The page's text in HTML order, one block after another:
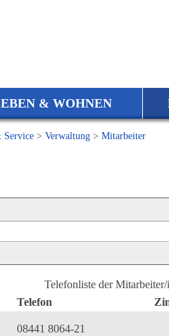
& WOHNEN
Service > Verwaltung > Mitarbeiter
Telefonliste der
Telefon
08441 8064-21